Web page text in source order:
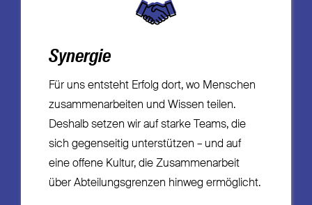
Synergie
Für uns entsteht Erfolg dort, wo Menschen
zusammenarbeiten und Wissen teilen.
Deshalb setzen wir auf starke Teams, die
sich gegenseitig unterstützen – und auf
eine offene Kultur, die Zusammenarbeit
über Abteilungsgrenzen hinweg ermöglicht.